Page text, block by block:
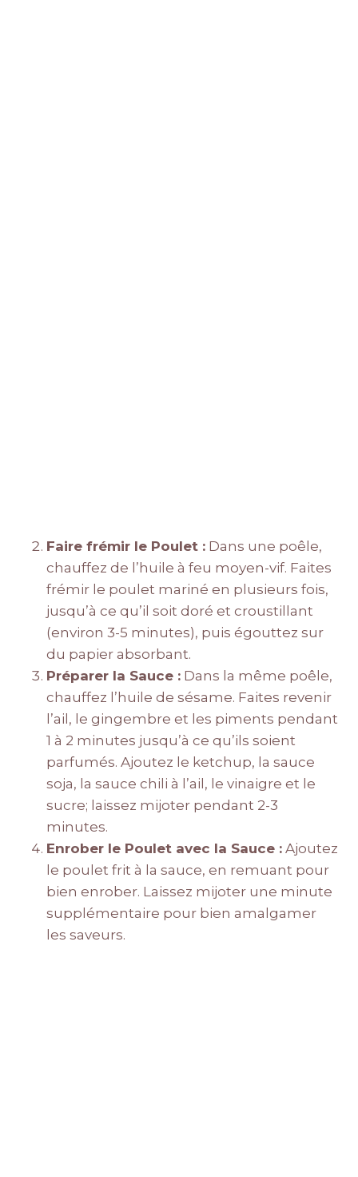
Faire frémir le Poulet : Dans une poêle,
chauffez de l’huile à feu moyen-vif. Faites
frémir le poulet mariné en plusieurs fois,
jusqu’à ce qu’il soit doré et croustillant
(environ 3-5 minutes), puis égouttez sur
du papier absorbant.
Préparer la Sauce : Dans la même poêle,
chauffez l’huile de sésame. Faites revenir
l’ail, le gingembre et les piments pendant
1 à 2 minutes jusqu’à ce qu’ils soient
parfumés. Ajoutez le ketchup, la sauce
soja, la sauce chili à l’ail, le vinaigre et le
sucre; laissez mijoter pendant 2-3
minutes.
Enrober le Poulet avec la Sauce : Ajoutez
le poulet frit à la sauce, en remuant pour
bien enrober. Laissez mijoter une minute
supplémentaire pour bien amalgamer
les saveurs.